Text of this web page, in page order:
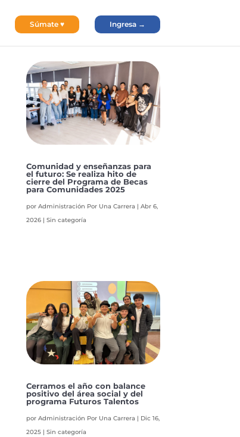
Súmate ♥ Ingresa →
Comunidad y enseñanzas para
el futuro: Se realiza hito de
cierre del Programa de Becas
para Comunidades 2025
porAdministración Por Una Carrera |Abr 6,
2026 |Sin categoría
Cerramos el año con balance
positivo del área social y del
programa Futuros Talentos
porAdministración Por Una Carrera | Dic 16,
2025 |Sin categoría